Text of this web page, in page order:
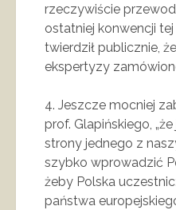
rzeczywiście
ostatniej konwencji
twierdził publicznie,
ekspertyzy
4. Jeszcze mocniej
prof. Glapińskiego,
strony jednego z
szybko wprowadzić
żeby Polska
państwa